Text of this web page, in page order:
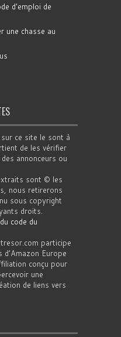
d'emploi de
une chasse au
ce site le sont à
de les vérifier
annonceurs ou
sont © les
nous retirerons
sous copyright
droits.
code du
participe
Europe
conçu pour
une
de liens vers